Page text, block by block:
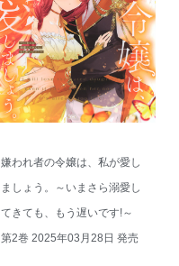
嫌われ者の令嬢は、私が愛し
ましょう。～いまさら溺愛し
てきても、もう遅いです!～
第2巻 2025年03月28日 発売